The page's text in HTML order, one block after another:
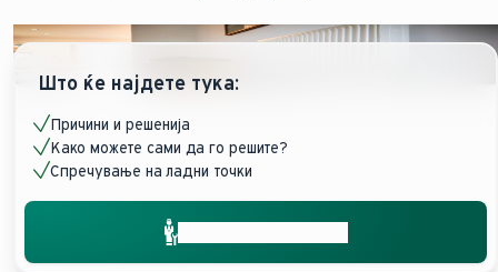
Што ќе најдете тука:
Причини и решенија
Како можете сами да го решите?
Спречување на ладни точки
Добијте помош брзо